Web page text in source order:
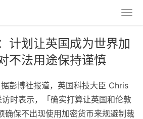
计划让英国成为世界加
不法用途保持谨慎
彭博社报道，英国科技大臣 Chris
时表示，「确实打算让英国和伦敦
确保不出现使用加密货币来规避制裁